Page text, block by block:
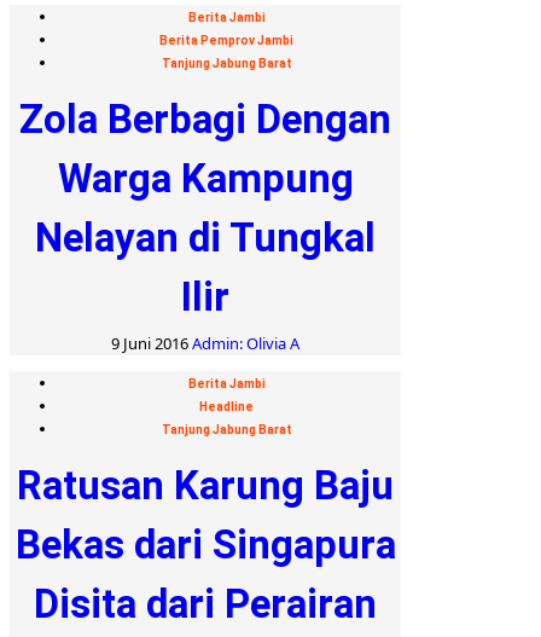
Berita Jambi
Berita Pemprov Jambi
Tanjung Jabung Barat
Zola Berbagi Dengan
Warga Kampung
Nelayan di Tungkal
Ilir
9 Juni 2016Admin: Olivia A
Berita Jambi
Headline
Tanjung Jabung Barat
Ratusan Karung Baju
Bekas dari Singapura
Disita dari Perairan